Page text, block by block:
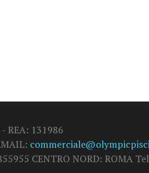
REA: 131986
CENTRO NORD: ROMA